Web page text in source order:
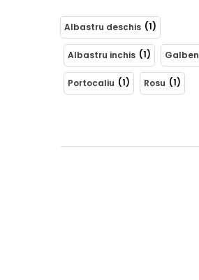
Albastru deschis (1)
Albastru inchis (1) Galben
Portocaliu (1) Rosu (1)